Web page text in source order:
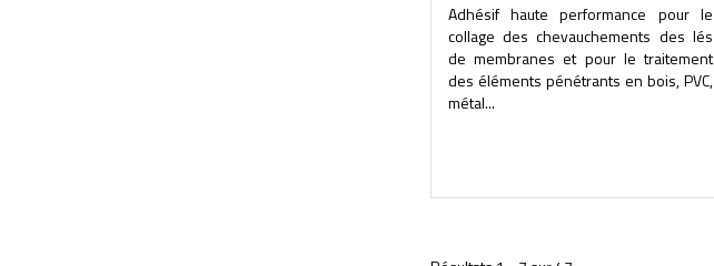
Adhésif haute performance pour le
collage des chevauchements des lés
de membranes et pour le traitement
des éléments pénétrants en bois, PVC,
métal...